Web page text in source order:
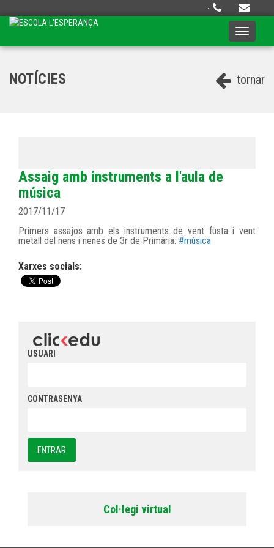
·
Toggle
tornar
NOTÍCIES
Assaig amb instruments a l'aula de
música
2017/11/17
Primers assajos amb els instruments de vent fusta i vent
metall del nens i nenes de 3r de Primària. #música
Xarxes socials:
USUARI
CONTRASENYA
Col·legi virtual